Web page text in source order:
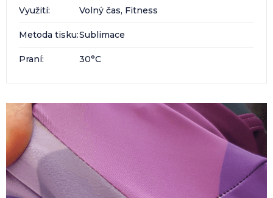
Využití: Volný čas, Fitness
Metoda tisku:Sublimace
Praní: 30°C